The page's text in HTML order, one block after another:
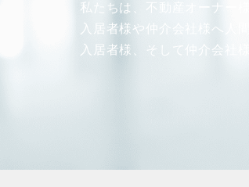
私たちは、不動産オーナー
入居者様や仲介会社様へ人
入居者様、そして仲介会社様